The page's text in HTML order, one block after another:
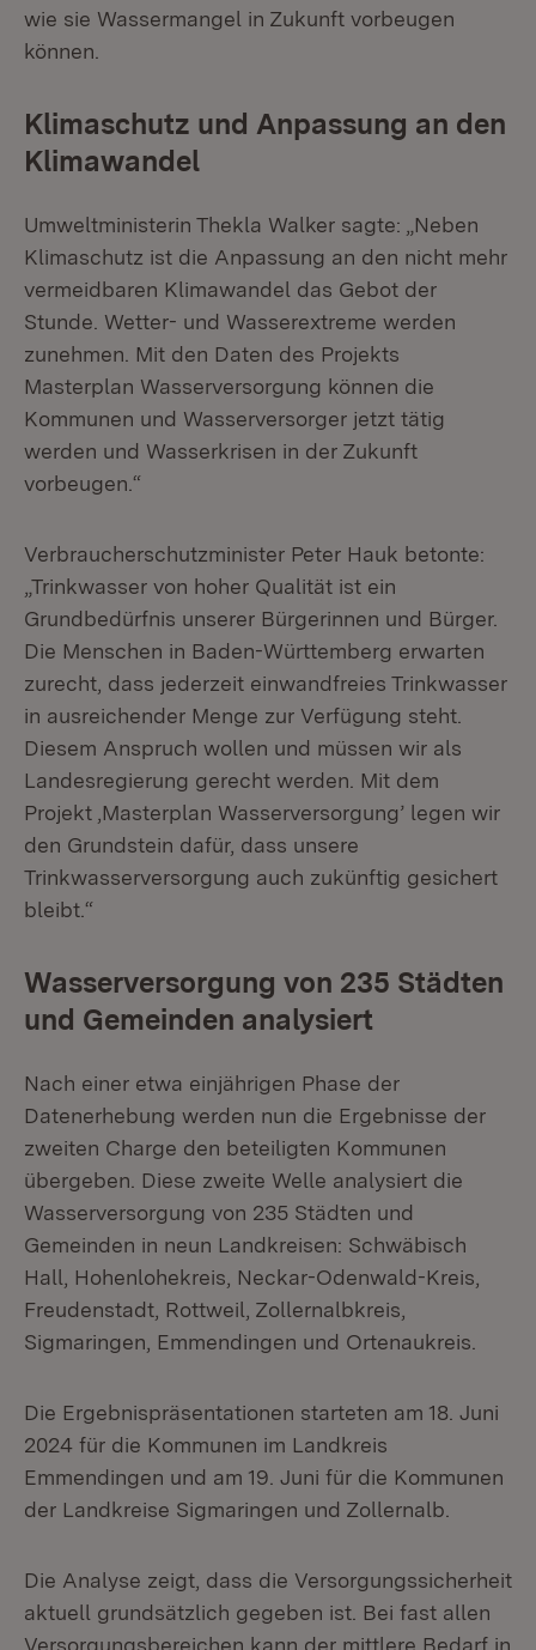
wie sie Wassermangel in Zukunft vorbeugen
können.
Klimaschutz und Anpassung an den
Klimawandel
Umweltministerin Thekla Walker sagte: „Neben
Klimaschutz ist die Anpassung an den nicht mehr
vermeidbaren Klimawandel das Gebot der
Stunde. Wetter- und Wasserextreme werden
zunehmen. Mit den Daten des Projekts
Masterplan Wasserversorgung können die
Kommunen und Wasserversorger jetzt tätig
werden und Wasserkrisen in der Zukunft
vorbeugen.“
Verbraucherschutzminister Peter Hauk betonte:
„Trinkwasser von hoher Qualität ist ein
Grundbedürfnis unserer Bürgerinnen und Bürger.
Die Menschen in Baden-Württemberg erwarten
zurecht, dass jederzeit einwandfreies Trinkwasser
in ausreichender Menge zur Verfügung steht.
Diesem Anspruch wollen und müssen wir als
Landesregierung gerecht werden. Mit dem
Projekt ,Masterplan Wasserversorgung’ legen wir
den Grundstein dafür, dass unsere
Trinkwasserversorgung auch zukünftig gesichert
bleibt.“
Wasserversorgung von 235 Städten
und Gemeinden analysiert
Nach einer etwa einjährigen Phase der
Datenerhebung werden nun die Ergebnisse der
zweiten Charge den beteiligten Kommunen
übergeben. Diese zweite Welle analysiert die
Wasserversorgung von 235 Städten und
Gemeinden in neun Landkreisen: Schwäbisch
Hall, Hohenlohekreis, Neckar-Odenwald-Kreis,
Freudenstadt, Rottweil, Zollernalbkreis,
Sigmaringen, Emmendingen und Ortenaukreis.
Die Ergebnispräsentationen starteten am 18. Juni
2024 für die Kommunen im Landkreis
Emmendingen und am 19. Juni für die Kommunen
der Landkreise Sigmaringen und Zollernalb.
Die Analyse zeigt, dass die Versorgungssicherheit
aktuell grundsätzlich gegeben ist. Bei fast allen
Versorgungsbereichen kann der mittlere Bedarf in